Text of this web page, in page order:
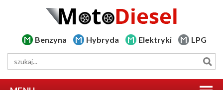
Benzyna Hybryda Elektryki LPG